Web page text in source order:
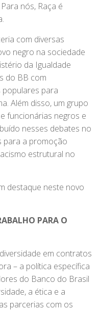
nós, Raça é
com diversas
negro na sociedade
da Igualdade
do BB com
para
Além disso, um grupo
funcionárias negros e
nesses debates no
para a promoção
estrutural no
destaque neste novo
PARA O
em contratos
– a política específica
do Banco do Brasil
a ética e a
parcerias com os